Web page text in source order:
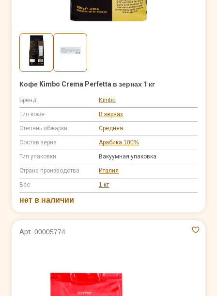
Кофе Kimbo Crema Perfetta в зернах 1 кг
Бренд Kimbo
Тип кофе В зернах
Степень обжарки Средняя
Состав зерна Арабика 100%
Тип упаковки Вакуумная упаковка
Страна производства Италия
Вес 1 кг
нет в наличии
Арт. 00005774